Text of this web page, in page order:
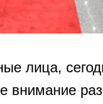
лица,
внимание